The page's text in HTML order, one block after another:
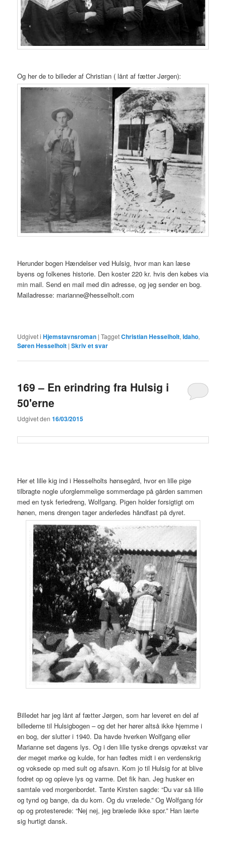
Og her de to billeder af Christian ( lånt af fætter Jørgen):
Herunder bogen Hændelser ved Hulsig, hvor man kan læse
byens og folkenes historie. Den koster 220 kr. hvis den købes via
min mail. Send en mail med din adresse, og jeg sender en bog.
Mailadresse: marianne@hesselholt.com
Udgivet i Hjemstavnsroman |TaggetChristian Hesselholt,Idaho,
Søren Hesselholt |Skriv et svar
169 – En erindring fra Hulsig i
50'erne
Udgivet den16/03/2015
Her et lille kig ind i Hesselholts hønsegård, hvor en lille pige
tilbragte nogle uforglemmelige sommerdage på gården sammen
med en tysk feriedreng, Wolfgang. Pigen holder forsigtigt om
hønen, mens drengen tager anderledes håndfast på dyret.
Billedet har jeg lånt af fætter Jørgen, som har leveret en del af
billederne til Hulsigbogen – og det her hører altså ikke hjemme i
en bog, der slutter i 1940. Da havde hverken Wolfgang eller
Marianne set dagens lys. Og i den lille tyske drengs opvækst var
der meget mørke og kulde, for han fødtes midt i en verdenskrig
og voksede op med sult og afsavn. Kom jo til Hulsig for at blive
fodret op og opleve lys og varme. Det fik han. Jeg husker en
samtale ved morgenbordet. Tante Kirsten sagde: “Du var så lille
og tynd og bange, da du kom. Og du vrælede.” Og Wolfgang fór
op og protesterede: “Nej nej, jeg brælede ikke spor.” Han lærte
sig hurtigt dansk.